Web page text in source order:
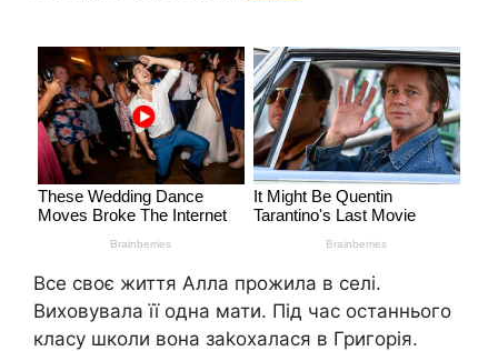
Все своє життя Алла прожила в селі.
Виховувала її одна мати. Під час останнього
класу школи вона заkохалася в Григорія.